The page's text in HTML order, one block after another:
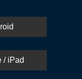
/ iPad